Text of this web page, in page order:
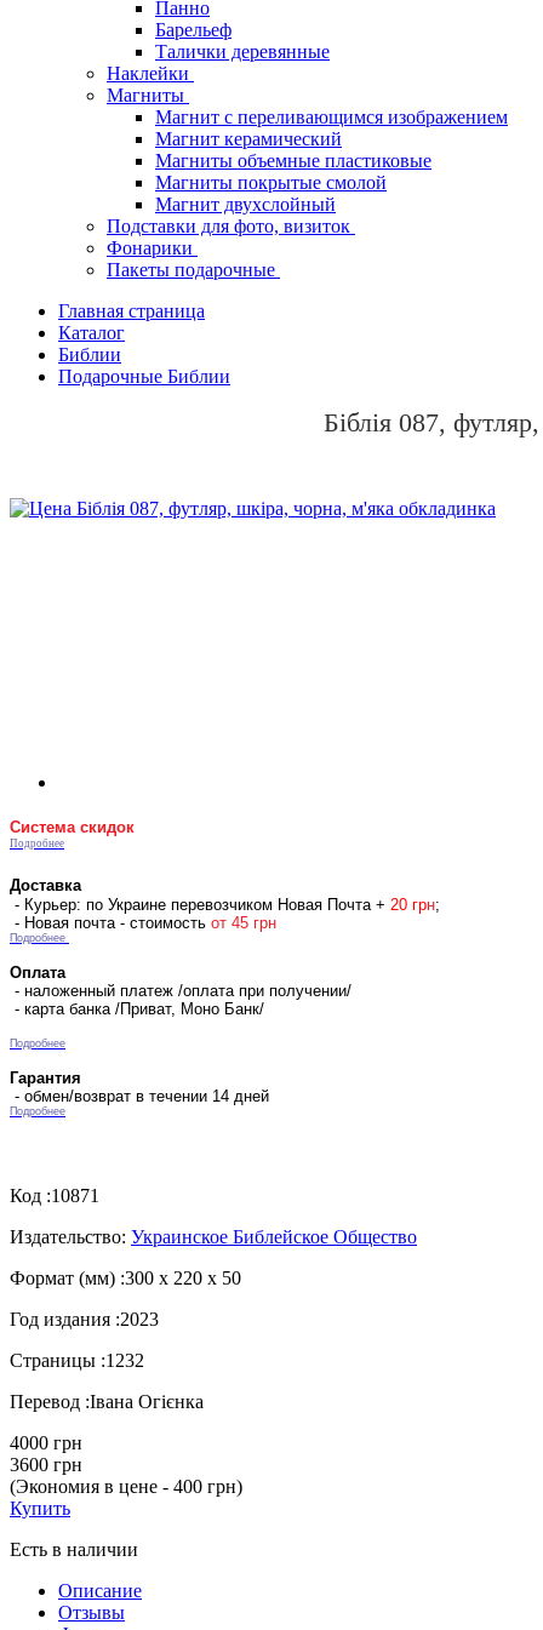
Панно
Барельеф
Талички деревянные
Наклейки
Магниты
Магнит с переливающимся изображением
Магнит керамический
Магниты объемные пластиковые
Магниты покрытые смолой
Магнит двухслойный
Подставки для фото, визиток
Фонарики
Пакеты подарочные
Главная страница
Каталог
Библии
Подарочные Библии
Біблія 087,
Система скидок
Подробнее
Доставка
- Курьер: по Украине перевозчиком Новая Почта + 20 грн;
- Новая почта - стоимость от 45 грн
Подробнее
Оплата
- наложенный платеж /оплата при получении/
- карта банка /Приват, Моно Банк/
Подробнее
Гарантия
- обмен/возврат в течении 14 дней
Подробнее
Код :10871
Издательство: Украинское Библейское Общество
Формат (мм) :300 х 220 х 50
Год издания :2023
Страницы :1232
Перевод :Івана Огієнка
4000 грн
3600 грн
(Экономия в цене - 400 грн)
Купить
Есть в наличии
Описание
Отзывы